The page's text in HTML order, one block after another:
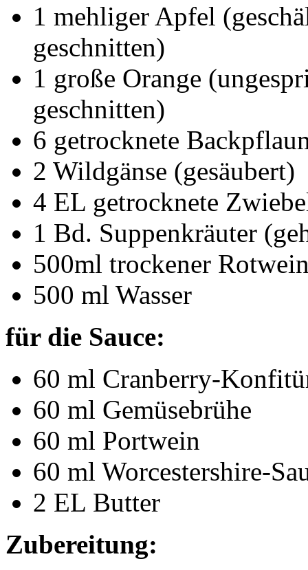
1 mehliger Apfel
geschnitten)
1 große Orange
geschnitten)
6 getrocknete
2 Wildgänse (gesäubert)
4 EL getrocknete
1 Bd. Suppenkräuter
500ml trockener
500 ml Wasser
für die Sauce:
60 ml Cranberry-
60 ml Gemüsebrühe
60 ml Portwein
60 ml Worcestershire-
2 EL Butter
Zubereitung: